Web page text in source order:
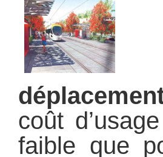
coût
faible que